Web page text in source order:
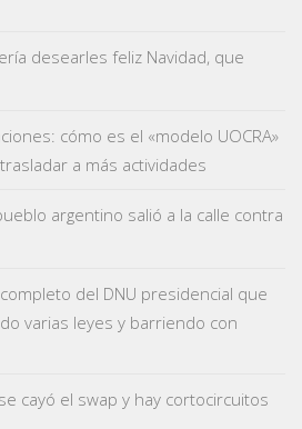
desearles feliz Navidad, que
cómo es el «modelo UOCRA»
a más actividades
argentino salió a la calle contra
del DNU presidencial que
varias leyes y barriendo con
cayó el swap y hay cortocircuitos